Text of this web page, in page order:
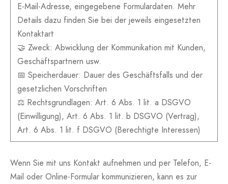
E-Mail-Adresse, eingegebene Formulardaten. Mehr
Details dazu finden Sie bei der jeweils eingesetzten
Kontaktart
🤝 Zweck: Abwicklung der Kommunikation mit Kunden,
Geschäftspartnern usw.
📅 Speicherdauer: Dauer des Geschäftsfalls und der
gesetzlichen Vorschriften
⚖️ Rechtsgrundlagen: Art. 6 Abs. 1 lit. a DSGVO
(Einwilligung), Art. 6 Abs. 1 lit. b DSGVO (Vertrag),
Art. 6 Abs. 1 lit. f DSGVO (Berechtigte Interessen)
Wenn Sie mit uns Kontakt aufnehmen und per Telefon, E-
Mail oder Online-Formular kommunizieren, kann es zur